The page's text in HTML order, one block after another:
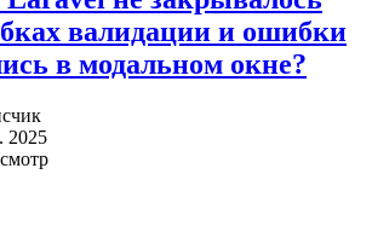
валидации и ошибки
в модальном окне?
2025